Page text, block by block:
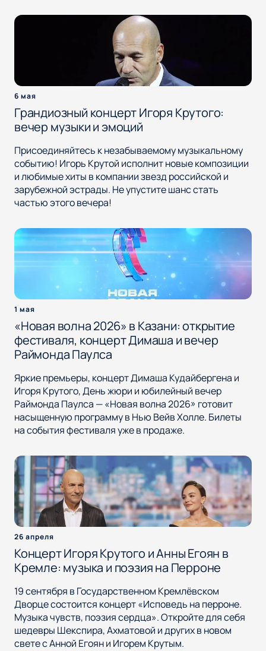
6 мая
Грандиозный концерт Игоря Крутого:
вечер музыки и эмоций
Присоединяйтесь к незабываемому музыкальному
событию! Игорь Крутой исполнит новые композиции
и любимые хиты в компании звезд российской и
зарубежной эстрады. Не упустите шанс стать
частью этого вечера!
1 мая
«Новая волна 2026» в Казани: открытие
фестиваля, концерт Димаша и вечер
Раймонда Паулса
Яркие премьеры, концерт Димаша Кудайбергена и
Игоря Крутого, День жюри и юбилейный вечер
Раймонда Паулса — «Новая волна 2026» готовит
насыщенную программу в Нью Вейв Холле. Билеты
на события фестиваля уже в продаже.
26 апреля
Концерт Игоря Крутого и Анны Егоян в
Кремле: музыка и поэзия на Перроне
19 сентября в Государственном Кремлёвском
Дворце состоится концерт «Исповедь на перроне.
Музыка чувств, поэзия сердца». Откройте для себя
шедевры Шекспира, Ахматовой и других в новом
свете с Анной Егоян и Игорем Крутым.